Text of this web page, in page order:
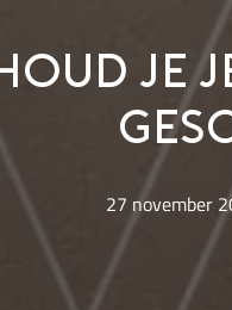
je
27 november